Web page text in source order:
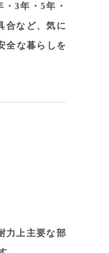
3年・5年・
合など、気に
全な暮らしを
力上主要な部